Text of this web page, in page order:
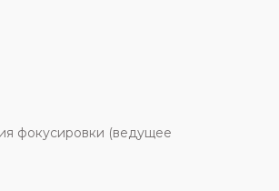
фокусировки (ведущее